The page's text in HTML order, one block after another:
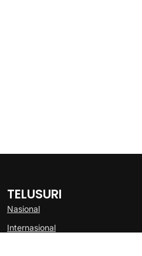
TELUSURI
Nasional
Internasional